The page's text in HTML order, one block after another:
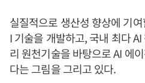
실질적으로 생산성 향상에 기
I 기술을 개발하고, 국내 최다
리 원천기술을 바탕으로 AI 에
다는 그림을 그리고 있다.